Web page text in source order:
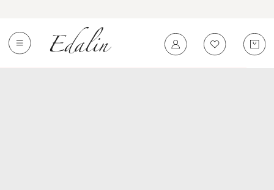
Вернуться
←